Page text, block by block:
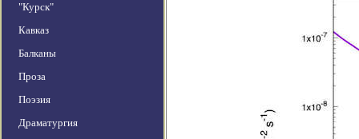
"Курск"
Кавказ
Балканы
Проза
Поэзия
Драматургия